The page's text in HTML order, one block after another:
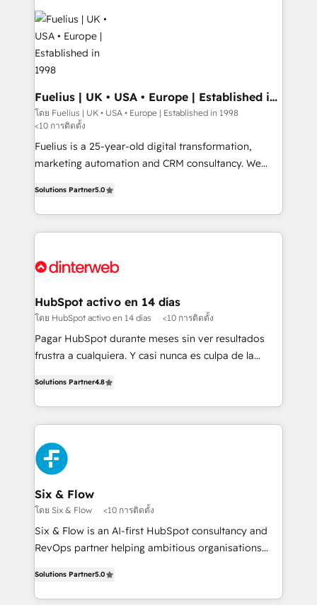
HubSpot or create an inbound marketing strategy
for you and execute it on HubSpot. We are on the
G-Cloud 14 CCS (Crown Commercial Service)
framework, meaning we've been accredited by
HubSpot and vetted by the CCS, which means we
can support public sector companies as well the
other ones listed in our profile. Our services: -
HubSpot implementation - HubSpot CMS website
build We can do lots of things. But everything we do
is there for you to: - Grow revenue, and run your
relationships with customers - Make better
decisions with data - Find a new voice and reach
more people - Get the most out of your HubSpot
Fuelius | UK • USA • Europe | Established in
1998
โดย Fuelius | UK • USA • Europe | Established in 1998
<10 การติดตั้ง
Fuelius is a 25-year-old digital transformation,
marketing automation and CRM consultancy. We
maximise their return from digital and fuel their
growth. We modernise platforms, streamline
operations that are causing inefficiencies, improve
supercharge revenue operations Key services: • CRM
Transformation / Web Development • RevOps &
Sales Consulting • Marketing Automation What
makes us different? 🚀 Top 0.5% of global HubSpot
agencies ⚙️ The strongest technical ability and
partners who will embed ourselves into your
business, processes and systems 🏢 We specialise in
complex use cases 🏆 CRM Implementation,
Platform Enablement, Custom Integration and
Certified
Solutions Partner5.0
HubSpot activo en 14 días
โดย HubSpot activo en 14 días <10 การติดตั้ง
Pagar HubSpot durante meses sin ver resultados
frustra a cualquiera. Y casi nunca es culpa de la
casos de uso: cada uno resuelve un problema
concreto de tu operación en HubSpot. La entrega
toma de 1 a 3 semanas por caso, abordamos varios
en paralelo cuando tiene sentido, y siempre
confirmamos resultados antes de seguir avanzando.
Empiezas a ver resultados antes de que termine el
mes. 🏆 HubSpot Partner of the Year 2022, máximo
reconocimiento del ecosistema. Elite Solutions
Partner, el nivel más alto. +700 clientes
Hospital ABC, Hogares Unión, Yves Rocher,
MacStore, Café Britt, Bella Piel, confiaron en
Solutions Partner4.8
Six & Flow
โดย Six & Flow <10 การติดตั้ง
Six & Flow is an AI-first HubSpot consultancy and
RevOps partner helping ambitious organisations
Operating across the UK, Netherlands, Ireland, and
Canada, we’ve delivered thousands of successful
Solutions Partner5.0